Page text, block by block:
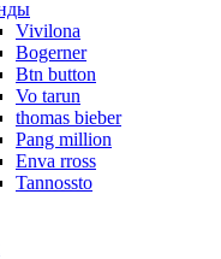
Vivilona
Bogerner
Btn button
Vo tarun
thomas bieber
Pang million
Enva rross
Tannossto